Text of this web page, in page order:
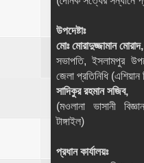
উপদেষ্টাঃ
মোঃ মোরাদুজ্জামান মোরাদ,
সভাপতি, ইসলামপুর
জেলা প্রতিনিধি (এশিয়ান
সাদিকুর রহমান সজিব,
(মওলানা ভাসানী
টাঙ্গাইল)
প্রধান কার্যালয়ঃ